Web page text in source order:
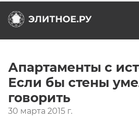
Апартаменты с
Если бы стены
говорить
30 марта 2015 г.